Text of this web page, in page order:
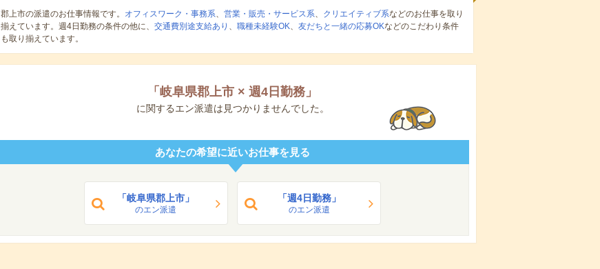
郡上市の派遣のお仕事情報です。 オフィスワーク・事務系、 営業・販売・サービス系、 クリエイティブ系などのお仕事を取り
揃えています。週4日勤務の条件の他に、 交通費別途支給あり 、 職種未経験OK、 友だちと一緒の応募OKなどのこだわり条件
も取り揃えています。
「 岐阜県郡上市 × 週4日勤務 」
に関するエン派遣は見つかりませんでした。
あなたの希望に近いお仕事を見る
「岐阜県郡上市」
のエン派遣
「週4日勤務」
のエン派遣